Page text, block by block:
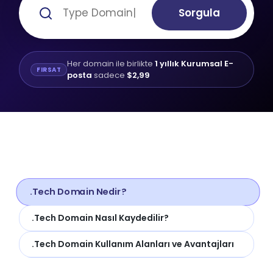
Sorgula
FIRSAT Her domain ile birlikte 1 yıllık Kurumsal E-
posta sadece $2,99
.Tech Domain Nedir?
.Tech Domain Nasıl Kaydedilir?
.Tech Domain Kullanım Alanları ve Avantajları